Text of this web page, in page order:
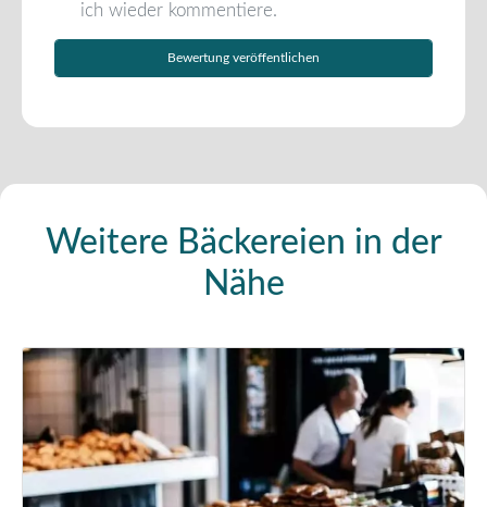
ich wieder kommentiere.
Weitere Bäckereien in der
Nähe